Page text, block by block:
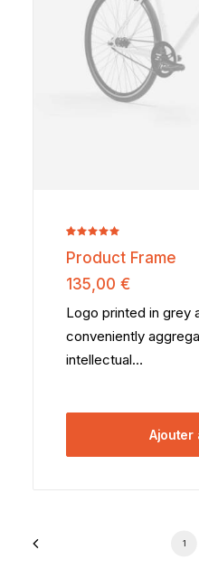
sur 5
notations
Product Frame
135,00 €
Logo printed in grey
conveniently
intellectual…
Ajouter
1